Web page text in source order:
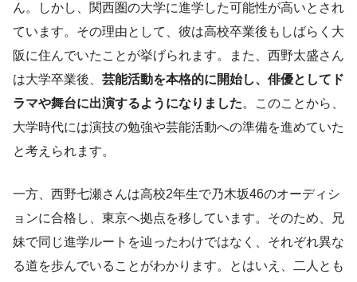
ん。しかし、関西圏の大学に進学した可能性が高いとされ
ています。その理由として、彼は高校卒業後もしばらく大
阪に住んでいたことが挙げられます。また、西野太盛さん
は大学卒業後、 芸能活動を本格的に開始し、俳優としてド
ラマや舞台に出演するようになりました。このことから、
大学時代には演技の勉強や芸能活動への準備を進めていた
と考えられます。
一方、西野七瀬さんは高校2年生で乃木坂46のオーディシ
ョンに合格し、東京へ拠点を移しています。そのため、兄
妹で同じ進学ルートを辿ったわけではなく、それぞれ異な
る道を歩んでいることがわかります。とはいえ、二人とも